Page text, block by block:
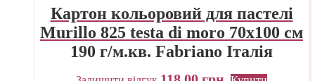
Картон кольоровий для пастелі
Murillo 825 testa di moro 70х100 см
190 г/м.кв. Fabriano Італія